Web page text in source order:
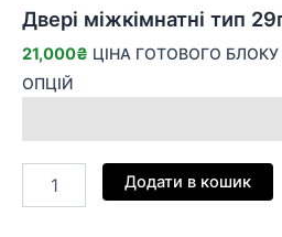
Двері міжкімнатні тип
21,000₴ ЦІНА ГОТОВОГО
ОПЦІЙ
Додати в кошик